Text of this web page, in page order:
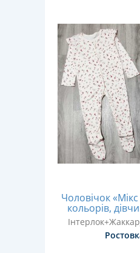
Чоловічок
кольорів,